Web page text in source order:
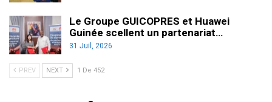
Le Groupe GUICOPRES et Huawei
Guinée scellent un partenariat…
31 Juil, 2026
PREV NEXT 1 De 452